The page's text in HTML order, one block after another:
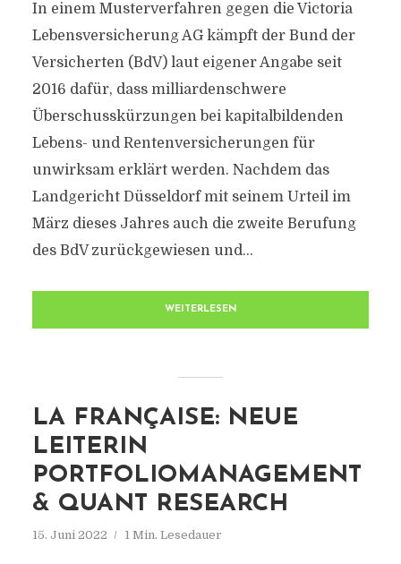
In einem Musterverfahren gegen die Victoria
Lebensversicherung AG kämpft der Bund der
Versicherten (BdV) laut eigener Angabe seit
2016 dafür, dass milliardenschwere
Überschusskürzungen bei kapitalbildenden
Lebens- und Rentenversicherungen für
unwirksam erklärt werden. Nachdem das
Landgericht Düsseldorf mit seinem Urteil im
März dieses Jahres auch die zweite Berufung
des BdV zurückgewiesen und...
WEITERLESEN
LA FRANÇAISE: NEUE
LEITERIN
PORTFOLIOMANAGEMENT
& QUANT RESEARCH
15. Juni 2022 1 Min. Lesedauer